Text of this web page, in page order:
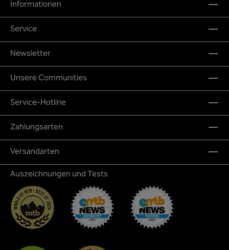
Informationen
Service
Newsletter
Unsere Communities
Service-Hotline
Zahlungsarten
Versandarten
Auszeichnungen und Tests